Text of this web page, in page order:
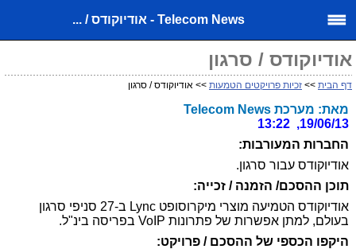
Telecom News - אודיוקודס / ...
אודיוקודס / סרגון
דף הבית >> זכיות פרויקטים הטמעות >> אודיוקודס / סרגון
מאת: מערכת Telecom News
19/06/13, 13:22
החברות המעורבות:
אודיוקודס עבור סרגון.
תוכן ההסכם/ הזמנה / זכייה:
אודיוקודס הטמיעה מוצרי מיקרוסופט Lync ב-27 סניפי סרגון
בעולם, למתן אפשרות של פתרונות VoIP בפריסה בינ"ל.
היקפו הכספי של ההסכם / פרויקט: